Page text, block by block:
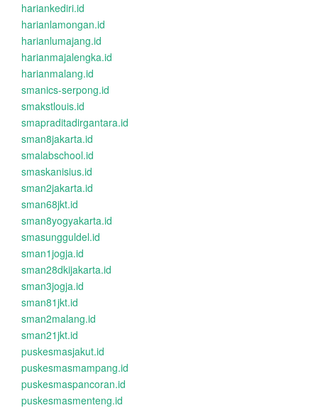
hariankediri.id
harianlamongan.id
harianlumajang.id
harianmajalengka.id
harianmalang.id
smanics-serpong.id
smakstlouis.id
smapraditadirgantara.id
sman8jakarta.id
smalabschool.id
smaskanisius.id
sman2jakarta.id
sman68jkt.id
sman8yogyakarta.id
smasungguldel.id
sman1jogja.id
sman28dkijakarta.id
sman3jogja.id
sman81jkt.id
sman2malang.id
sman21jkt.id
puskesmasjakut.id
puskesmasmampang.id
puskesmaspancoran.id
puskesmasmenteng.id